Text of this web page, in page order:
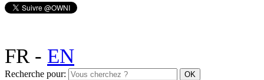
FR- EN
Recherche pour: